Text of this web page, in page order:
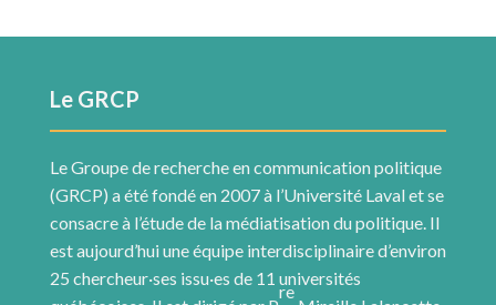
Le GRCP
Le Groupe de recherche en communication politique
(GRCP) a été fondé en 2007 à l’Université Laval et se
consacre à l’étude de la médiatisation du politique. Il
est aujourd’hui une équipe interdisciplinaire d’environ
25 chercheur·ses issu·es de 11 universités
re